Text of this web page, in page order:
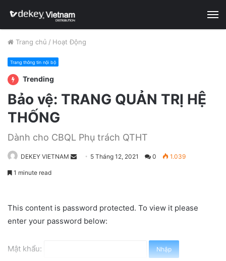
Trang chủ / Hoạt Động
Trang thông tin nội bộ
Trending
Bảo vệ: TRANG QUẢN TRỊ HỆ
THỐNG
Dành cho CBQL Phụ trách QTHT
DEKEY VIETNAM
a
5 Tháng 12, 2021 0 1.039
1 minute read
This content is password protected. To view it please
enter your password below:
Mật khẩu: